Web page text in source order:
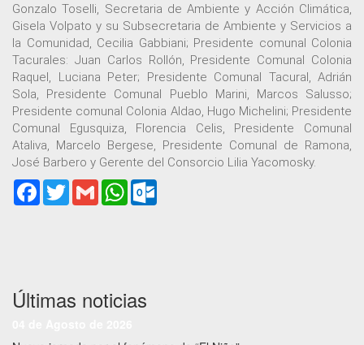
Gonzalo Toselli, Secretaria de Ambiente y Acción Climática,
Gisela Volpato y su Subsecretaria de Ambiente y Servicios a
la Comunidad, Cecilia Gabbiani; Presidente comunal Colonia
Tacurales: Juan Carlos Rollón, Presidente Comunal Colonia
Raquel, Luciana Peter; Presidente Comunal Tacural, Adrián
Sola, Presidente Comunal Pueblo Marini, Marcos Salusso;
Presidente comunal Colonia Aldao, Hugo Michelini; Presidente
Comunal Egusquiza, Florencia Celis, Presidente Comunal
Ataliva, Marcelo Bergese, Presidente Comunal de Ramona,
José Barbero y Gerente del Consorcio Lilia Yacomosky.
Facebook
TwitterGmail WhatsApp
Últimas noticias